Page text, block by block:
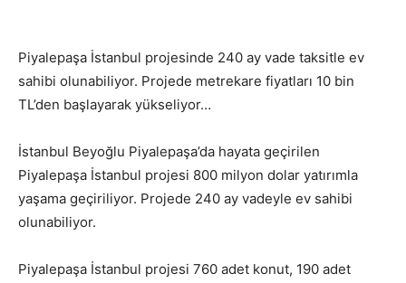
Piyalepaşa İstanbul projesinde 240 ay vade taksitle ev
sahibi olunabiliyor. Projede metrekare fiyatları 10 bin
TL’den başlayarak yükseliyor…
İstanbul Beyoğlu Piyalepaşa’da hayata geçirilen
Piyalepaşa İstanbul projesi 800 milyon dolar yatırımla
yaşama geçiriliyor. Projede 240 ay vadeyle ev sahibi
olunabiliyor.
Piyalepaşa İstanbul projesi 760 adet konut, 190 adet